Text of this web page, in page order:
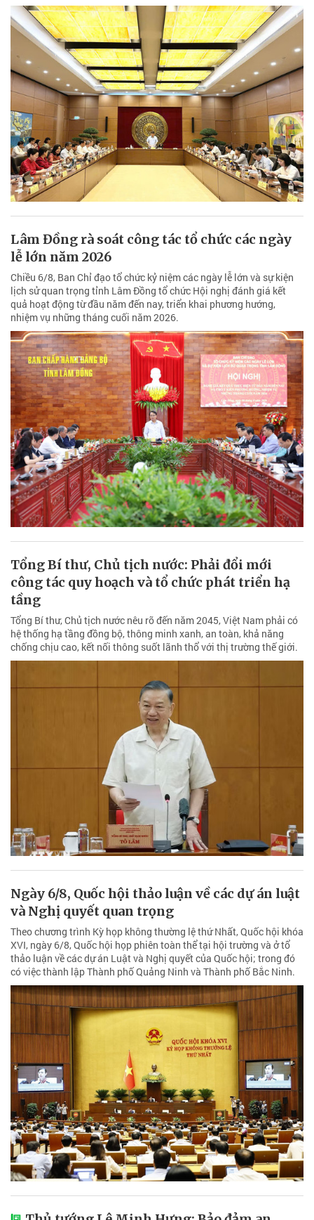
Lâm Đồng rà soát công tác tổ chức các ngày
lễ lớn năm 2026
Chiều 6/8, Ban Chỉ đạo tổ chức kỷ niệm các ngày lễ lớn và sự kiện
lịch sử quan trọng tỉnh Lâm Đồng tổ chức Hội nghị đánh giá kết
quả hoạt động từ đầu năm đến nay, triển khai phương hướng,
nhiệm vụ những tháng cuối năm 2026.
Tổng Bí thư, Chủ tịch nước: Phải đổi mới
công tác quy hoạch và tổ chức phát triển hạ
tầng
Tổng Bí thư, Chủ tịch nước nêu rõ đến năm 2045, Việt Nam phải có
hệ thống hạ tầng đồng bộ, thông minh xanh, an toàn, khả năng
chống chịu cao, kết nối thông suốt lãnh thổ với thị trường thế giới.
Ngày 6/8, Quốc hội thảo luận về các dự án luật
và Nghị quyết quan trọng
Theo chương trình Kỳ họp không thường lệ thứ Nhất, Quốc hội khóa
XVI, ngày 6/8, Quốc hội họp phiên toàn thể tại hội trường và ở tổ
thảo luận về các dự án Luật và Nghị quyết của Quốc hội; trong đó
có việc thành lập Thành phố Quảng Ninh và Thành phố Bắc Ninh.